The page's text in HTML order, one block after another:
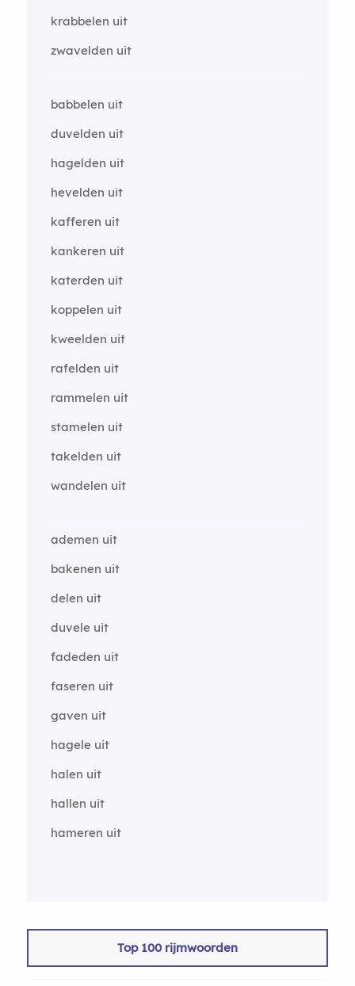
krabbelen uit
zwavelden uit
babbelen uit
duvelden uit
hagelden uit
hevelden uit
kafferen uit
kankeren uit
katerden uit
koppelen uit
kweelden uit
rafelden uit
rammelen uit
stamelen uit
takelden uit
wandelen uit
ademen uit
bakenen uit
delen uit
duvele uit
fadeden uit
faseren uit
gaven uit
hagele uit
halen uit
hallen uit
hameren uit
Top 100 rijmwoorden